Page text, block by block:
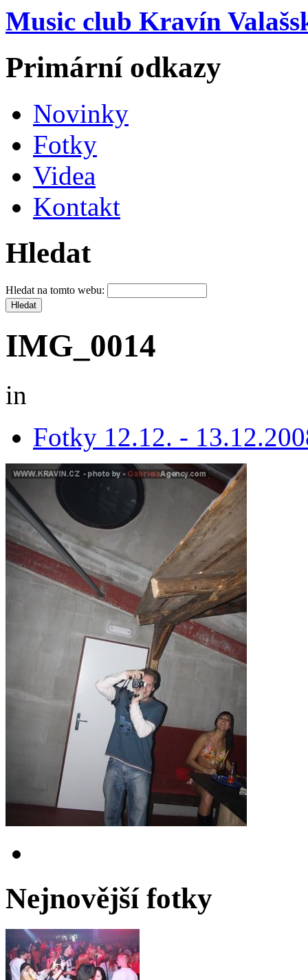
Music club Kravín
Primární odkazy
Novinky
Fotky
Videa
Kontakt
Hledat
Hledat na tomto webu:
IMG_0014
in
Fotky 12.12. -
Nejnovější fotky